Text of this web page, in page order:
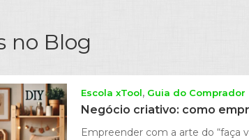
no Blog
Escola xTool Guia do Comprador
Negócio criativo: como
Empreender com a arte do “faça